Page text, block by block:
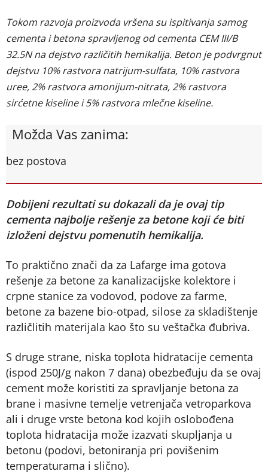
Tokom razvoja proizvoda vršena su ispitivanja samog
cementa i betona spravljenog od cementa CEM III/B
32.5N na dejstvo različitih hemikalija. Beton je podvrgnut
dejstvu 10% rastvora natrijum-sulfata, 10% rastvora
uree, 2% rastvora amonijum-nitrata, 2% rastvora
sirćetne kiseline i 5% rastvora mlečne kiseline.
Možda Vas zanima:
bez postova
Dobijeni rezultati su dokazali da je ovaj tip
cementa najbolje rešenje za betone koji će biti
izloženi dejstvu pomenutih hemikalija.
To praktično znači da za Lafarge ima gotova
rešenje za betone za kanalizacijske kolektore i
crpne stanice za vodovod, podove za farme,
betone za bazene bio-otpad, silose za skladištenje
različlitih materijala kao što su veštačka đubriva.
S druge strane, niska toplota hidratacije cementa
(ispod 250J/g nakon 7 dana) obezbeđuju da se ovaj
cement može koristiti za spravljanje betona za
brane i masivne temelje vetrenjača vetroparkova
ali i druge vrste betona kod kojih oslobođena
toplota hidratacija može izazvati skupljanja u
betonu (podovi, betoniranja pri povišenim
temperaturama i slično).